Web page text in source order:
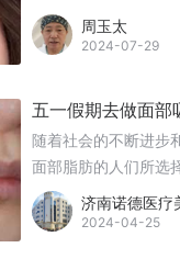
着疲惫与沧桑。
周玉太
2024-07-29
五一假期去做面部
随着社会的不断进步
面部脂肪的人们所选
功课是非常重要的。
济南诺德医疗
2024-04-25